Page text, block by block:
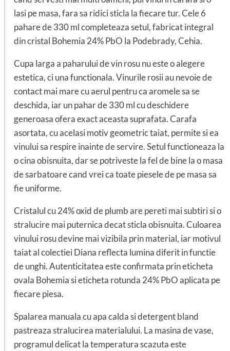
lasi pe masa, fara sa ridici sticla la fiecare tur. Cele 6
pahare de 330 ml completeaza setul, fabricat integral
din cristal Bohemia 24% PbO la Podebrady, Cehia.
Cupa larga a paharului de vin rosu nu este o alegere
estetica, ci una functionala. Vinurile rosii au nevoie de
contact mai mare cu aerul pentru ca aromele sa se
deschida, iar un pahar de 330 ml cu deschidere
generoasa ofera exact aceasta suprafata. Carafa
asortata, cu acelasi motiv geometric taiat, permite si ea
vinului sa respire inainte de servire. Setul functioneaza la
o cina obisnuita, dar se potriveste la fel de bine la o masa
de sarbatoare cand vrei ca toate piesele de pe masa sa
fie uniforme.
Cristalul cu 24% oxid de plumb are pereti mai subtiri si o
stralucire mai puternica decat sticla obisnuita. Culoarea
vinului rosu devine mai vizibila prin material, iar motivul
taiat al colectiei Diana reflecta lumina diferit in functie
de unghi. Autenticitatea este confirmata prin eticheta
ovala Bohemia si eticheta rotunda 24% PbO aplicata pe
fiecare piesa.
Spalarea manuala cu apa calda si detergent bland
pastreaza stralucirea materialului. La masina de vase,
programul delicat la temperatura scazuta este